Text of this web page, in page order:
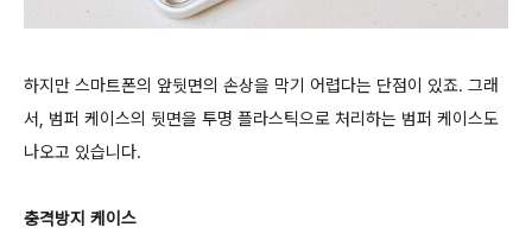
하지만 스마트폰의 앞뒷면의 손상을 막기 어렵다는 단점이 있죠. 그래
서, 범퍼 케이스의 뒷면을 투명 플라스틱으로 처리하는 범퍼 케이스도
나오고 있습니다.
충격방지 케이스